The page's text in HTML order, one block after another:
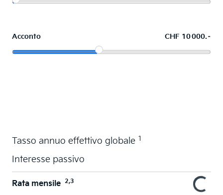
Acconto CHF 10 000.–
Tasso annuo effettivo globale 1
Interesse passivo
Rata mensile 2,3